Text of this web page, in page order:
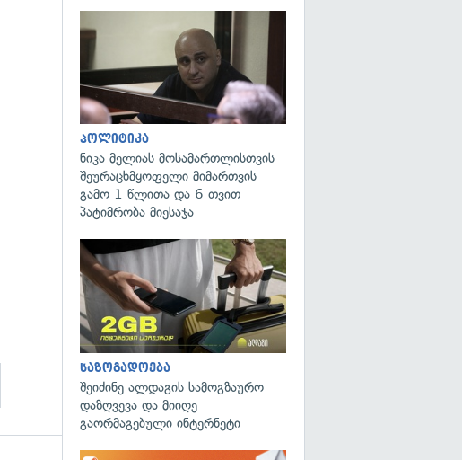
პოლიტიკა
ნიკა მელიას მოსამართლისთვის
შეურაცხმყოფელი მიმართვის
გამო 1 წლითა და 6 თვით
პატიმრობა მიესაჯა
საზოგადოება
შეიძინე ალდაგის სამოგზაურო
დაზღვევა და მიიღე
გაორმაგებული ინტერნეტი